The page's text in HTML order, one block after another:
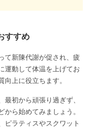
すすめ
て新陳代謝が促され、疲
運動して体温を上げてお
向上に役立ちます。
初から頑張り過ぎず、
ら始めてみましょう。
ピラティスやスクワット